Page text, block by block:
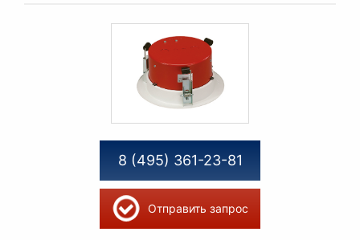
8 (495) 361-23-81
Отправить запрос